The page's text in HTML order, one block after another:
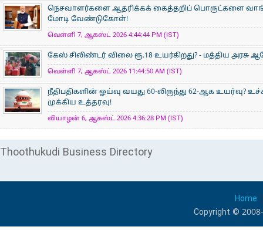
நெசவாளர்களை ஆதரிக்கக் கைத்தறிப் பொருட்களை
மோடி வேண்டுகோள்!
வெள்ளி 7, ஆகஸ்ட் 2026 4:44:44 PM (IST)
கேஸ் சிலிண்டர் விலை ரூ.18 உயர்கிறது? - மத்திய அரசு
வெள்ளி 7, ஆகஸ்ட் 2026 11:44:50 AM (IST)
நீதிபதிகளின் ஓய்வு வயது 60-லிருந்து 62-ஆக உயர்வு?
முக்கிய உத்தரவு!
வியாழன் 6, ஆகஸ்ட் 2026 4:36:28 PM (IST)
Thoothukudi Business Directory
Home
Copyright ©